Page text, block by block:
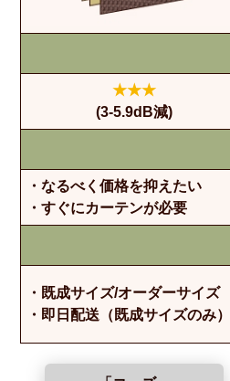
★★★
(3-5.9dB減)
・なるべく価格を抑えたい
・すぐにカーテンが必要
・既成サイズ/オーダーサイズ
・即日配送（既成サイズのみ）